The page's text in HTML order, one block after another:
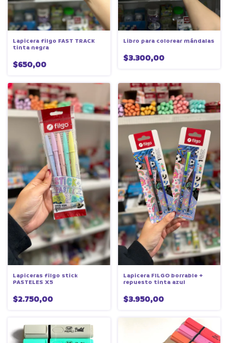
Lapicera filgo FAST TRACK
tinta negra
$650,00
Libro para colorear mándalas
$3.300,00
Lapiceras filgo stick
PASTELES X5
$2.750,00
Lapicera FILGO borrable +
repuesto tinta azul
$3.950,00